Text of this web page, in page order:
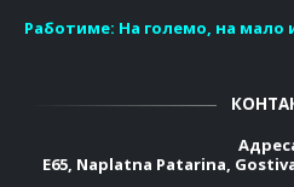
Работиме: На големо, на мало
E65, Naplatna Patarina,